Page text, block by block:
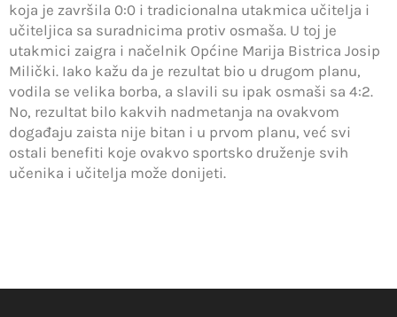
koja je završila 0:0 i tradicionalna utakmica učitelja i
učiteljica sa suradnicima protiv osmaša. U toj je
utakmici zaigra i načelnik Općine Marija Bistrica Josip
Milički. Iako kažu da je rezultat bio u drugom planu,
vodila se velika borba, a slavili su ipak osmaši sa 4:2.
No, rezultat bilo kakvih nadmetanja na ovakvom
događaju zaista nije bitan i u prvom planu, već svi
ostali benefiti koje ovakvo sportsko druženje svih
učenika i učitelja može donijeti.